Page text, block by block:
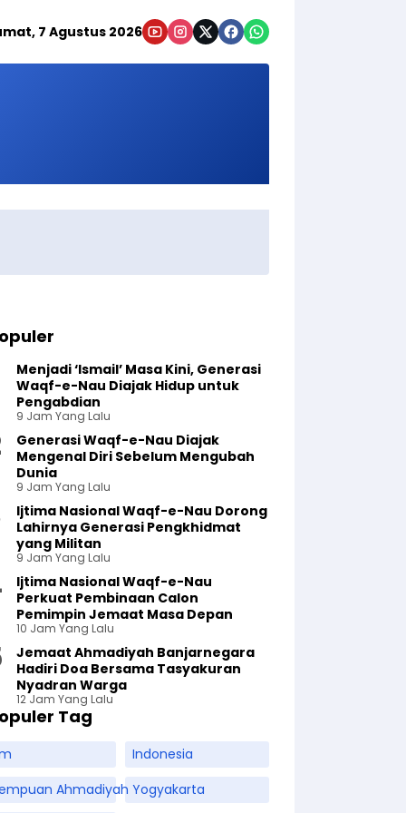
7 Agustus 2026
Menjadi ‘Ismail’ Masa Kini, Generasi
Waqf-e-Nau Diajak Hidup untuk
Pengabdian
9 Jam Yang Lalu
Generasi Waqf-e-Nau Diajak
Mengenal Diri Sebelum Mengubah
Dunia
9 Jam Yang Lalu
Ijtima Nasional Waqf-e-Nau Dorong
Lahirnya Generasi Pengkhidmat
yang Militan
9 Jam Yang Lalu
Ijtima Nasional Waqf-e-Nau
Perkuat Pembinaan Calon
Pemimpin Jemaat Masa Depan
10 Jam Yang Lalu
Jemaat Ahmadiyah Banjarnegara
Hadiri Doa Bersama Tasyakuran
Nyadran Warga
12 Jam Yang Lalu
Tag
Indonesia
Ahmadiyah Yogyakarta